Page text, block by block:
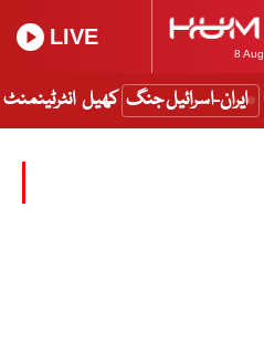
8
LIVE
ایران-اسرائیل جنگ کھیل انٹرٹینمنٹ